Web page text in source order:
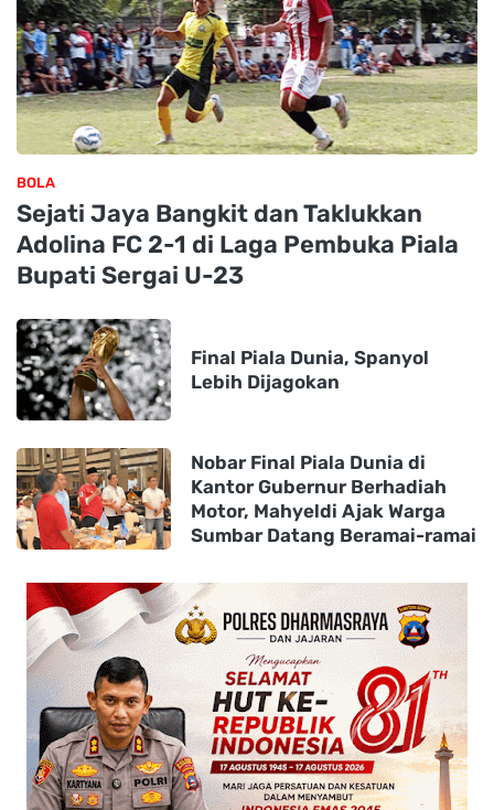
BOLA
Sejati Jaya Bangkit dan Taklukkan
Adolina FC 2-1 di Laga Pembuka Piala
Bupati Sergai U-23
Final Piala Dunia, Spanyol
Lebih Dijagokan
Nobar Final Piala Dunia di
Kantor Gubernur Berhadiah
Motor, Mahyeldi Ajak Warga
Sumbar Datang Beramai-ramai